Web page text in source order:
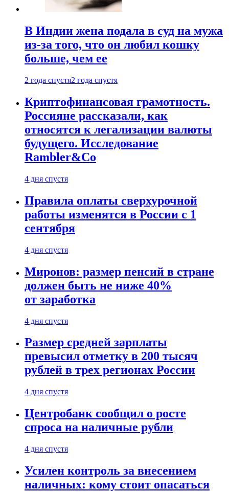
В Индии жена подала в суд на мужа
из-за того, что он любил кошку
больше, чем ее
2 года спустя2 года спустя
Криптофинансовая грамотность.
Россияне рассказали, как
относятся к легализации валюты
будущего. Исследование
Rambler&Co
4 дня спустя
Правила оплаты сверхурочной
работы изменятся в России с 1
сентября
4 дня спустя
Миронов: размер пенсий в стране
должен быть не ниже 40%
от заработка
4 дня спустя
Размер средней зарплаты
превысил отметку в 200 тысяч
рублей в трех регионах России
4 дня спустя
Центробанк сообщил о росте
спроса на наличные рубли
4 дня спустя
Усилен контроль за внесением
наличных: кому стоит опасаться